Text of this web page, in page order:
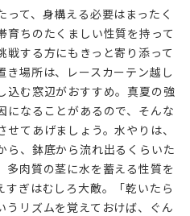
て、身構える必要はまったく
育ちのたくましい性質を持って
戦する方にもきっと寄り添って
き場所は、レースカーテン越し
込む窓辺がおすすめ。真夏の強
になることがあるので、そんな
てあげましょう。水やりは、
ら、鉢底から流れ出るくらいた
多肉質の茎に水を蓄える性質を
ぎはむしろ大敵。「乾いたら
うリズムを覚えておけば、ぐん